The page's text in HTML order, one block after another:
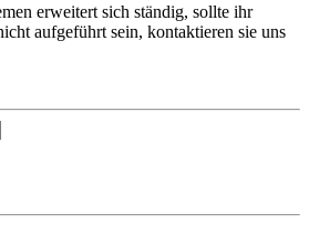
erweitert sich ständig, sollte ihr
aufgeführt sein, kontaktieren sie uns